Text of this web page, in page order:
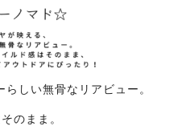
しい無骨なリアビュー。
のまま。